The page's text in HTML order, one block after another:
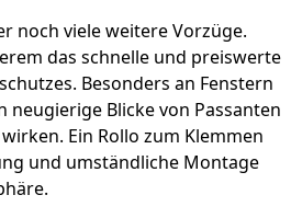
noch viele weitere Vorzüge.
das schnelle und preiswerte
Besonders an Fenstern
neugierige Blicke von Passanten
Ein Rollo zum Klemmen
und umständliche Montage